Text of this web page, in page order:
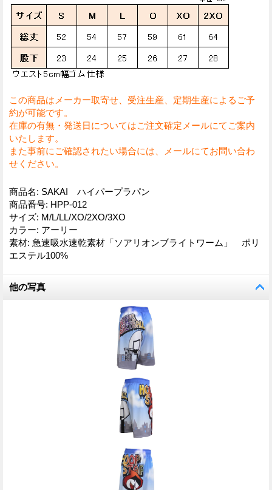
この商品はメーカー取寄せ、受注生産、定期生産によるご予
約が可能です。
在庫の有無・発送日についてはご注文確定メールにてご案内
いたします。
また事前にご確認されたい場合には、メールにてお問い合わ
せください。
商品名: SAKAI ハイパープラパン
商品番号: HPP-012
サイズ: M/L/LL/XO/2XO/3XO
カラー: アーリー
素材: 急速吸水速乾素材「ソアリオンブライトワーム」 ポリ
エステル100%
他の写真